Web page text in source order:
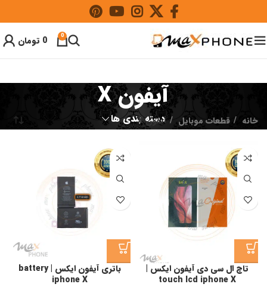
0
0 تومان
آیفون X
دسته بندی ها خانه قطعات موبایل آیفون X
تاچ ال سی دی آیفون ایکس |
touch lcd iphone X
باتری آیفون ایکس | battery
iphone X